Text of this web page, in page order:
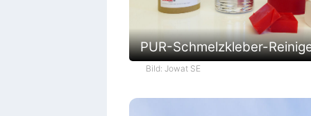
PUR-Schmelzkleber-
Bild: Jowat SE